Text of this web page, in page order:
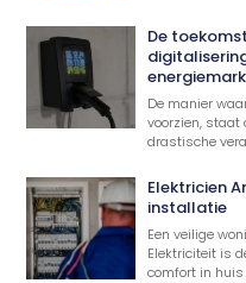
De
De manier
voorzien, staat
drastische
Elektricien
installatie
Een veilige
Elektriciteit is
comfort in huis